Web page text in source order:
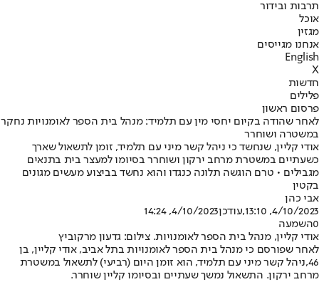
תרבות ובידור
אוכל
מגזין
אנחנו מגייסים
English
X
חדשות
פלילים
פרסום ראשון
לאחר שהודה בקיום יחסי מין עם תלמיד: מנהל בית הספר לאומנויות נחקר
במשטרה ושוחרר
אודי קליין, שנחשד כי ניהל קשר מיני עם תלמיד, זומן לתשאול שארך
כשעתיים במשטרת מרחב ירקון ושוחרר בסיומו למעצר בית בתנאים
מגבילים • טרם הוגשה תלונה כנגדו והוא נחשד בביצוע מעשים מגונים
בקטין
אבי כהן
4/10/2023, 13:10
,עודכן4/10/2023, 14:24
0השמעה
אודי קליין, מנהל בית הספר לאומנויות. צילום: גדעון מרקוביץ
לאחר שפורסם כי מנהל בית הספר לאומנויות בתל אביב, אודי קליין, בן
46, ניהל קשר מיני עם תלמיד, הוא זומן היום (רביעי) לתשאול במשטרת
מרחב ירקון. התשאול נמשך שעתיים ובסיומו קליין שוחרר.